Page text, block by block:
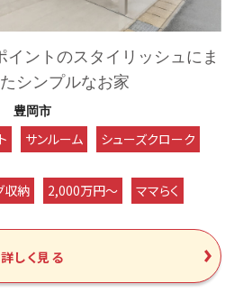
ントのスタイリッシュにま
シンプルなお家
豊岡市
サンルーム シューズクローク
収納 2,000万円～ ママらく
詳しく見る